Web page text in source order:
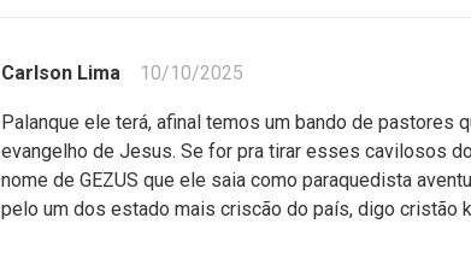
Carlson Lima 10/10/2025
Palanque ele terá, afinal temos um bando de pastores
evangelho de Jesus. Se for pra tirar esses cavilosos
nome de GEZUS que ele saia como paraquedista
pelo um dos estado mais criscão do país, digo cristão